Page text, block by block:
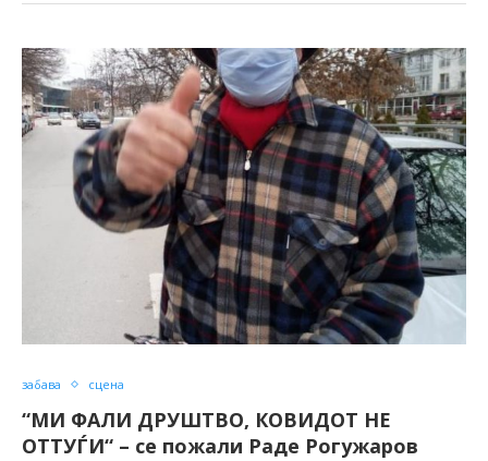
забава сцена
“МИ ФАЛИ ДРУШТВО, КОВИДОТ НЕ
ОТTУЃИ“ – се пожали Раде Рогужаров